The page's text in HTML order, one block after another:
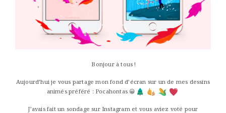
Bonjour à tous !
Aujourd’hui je vous partage mon fond d’écran sur un de mes dessins
animés préféré : Pocahontas 😀
J’avais fait un sondage sur Instagram et vous aviez voté pour